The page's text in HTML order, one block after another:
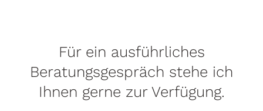
Für ein ausführliches
Beratungsgespräch stehe ich
Ihnen gerne zur Verfügung.